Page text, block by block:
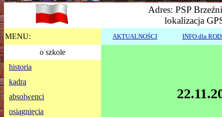
Adres: PSP
lokalizacja
MENU: AKTUALNOŚCI INFO dla
o szkole
historia
kadra
absolwenci
osiągnięcia